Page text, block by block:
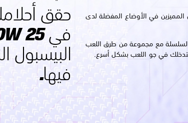
حقق
البيسبول
فيها.
في الأوضاع المفضلة لدى
مع مجموعة من طرق اللعب
في جو اللعب بشكل أسرع.